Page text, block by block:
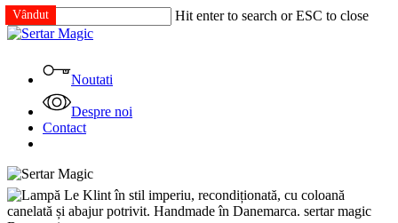
Skip
to
content
Hit enter to search or ESC to close
Close
Noutati
Despre noi
Contact
Vândut
Vândut
Vândut
Vândut
Vândut